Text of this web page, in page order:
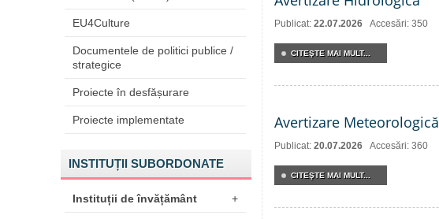
EU4Culture
Documentele de politici publice /
strategice
Proiecte în desfășurare
Proiecte implementate
INSTITUȚII SUBORDONATE
Instituții de învățământ +
Publicat: 22.07.2026 Accesări: 350
CITEŞTE MAI MULT...
Avertizare Meteorologică
Publicat: 20.07.2026 Accesări: 360
CITEŞTE MAI MULT...